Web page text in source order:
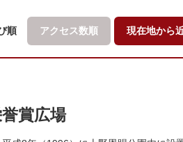
順 アクセス数順 現在地から
賞広場